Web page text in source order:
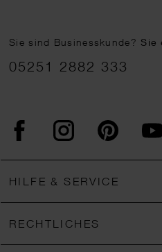
Sie sind Businesskunde?Sie
05251 2882 333
FacebookInstagram Pinterest
HILFE & SERVICE
RECHTLICHES